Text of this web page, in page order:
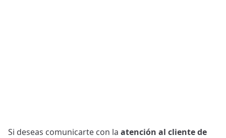
Si deseas comunicarte con la atención al cliente de